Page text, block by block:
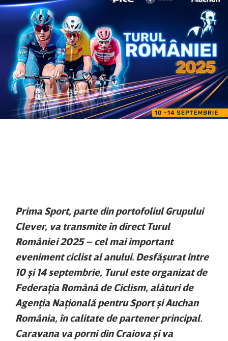
Prima Sport, parte din portofoliul Grupului
Clever, va transmite în direct Turul
României 2025 – cel mai important
eveniment ciclist al anului. Desfăşurat între
10 şi 14 septembrie, Turul este organizat de
Federaţia Română de Ciclism, alături de
Agenţia Naţională pentru Sport şi Auchan
România, în calitate de partener principal.
Caravana va porni din Craiova şi va